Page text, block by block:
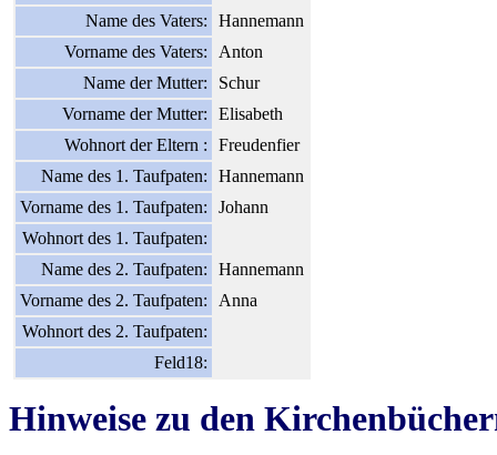
Name des Vaters:
Hannemann
Vorname des Vaters:
Anton
Name der Mutter:
Schur
Vorname der Mutter:
Elisabeth
Wohnort der Eltern :
Freudenfier
Name des 1. Taufpaten:
Hannemann
Vorname des 1. Taufpaten:
Johann
Wohnort des 1. Taufpaten:
Name des 2. Taufpaten:
Hannemann
Vorname des 2. Taufpaten:
Anna
Wohnort des 2. Taufpaten:
Feld18:
Hinweise zu den